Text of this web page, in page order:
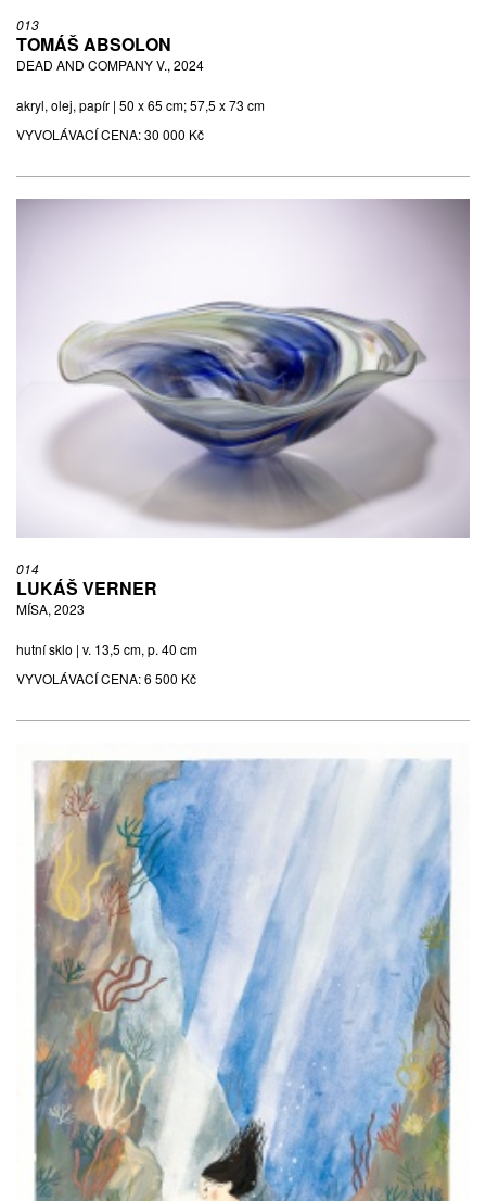
013
TOMÁŠ ABSOLON
DEAD AND COMPANY V., 2024
akryl, olej, papír | 50 x 65 cm; 57,5 x 73 cm
VYVOLÁVACÍ CENA:30 000 Kč
014
LUKÁŠ VERNER
MÍSA, 2023
hutní sklo | v. 13,5 cm, p. 40 cm
VYVOLÁVACÍ CENA:6 500 Kč